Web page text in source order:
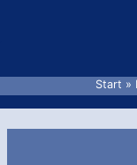
Start